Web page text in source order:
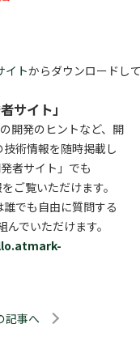
イトからダウンロードし
サイト」
開発のヒントなど、開
術情報を随時掲載し
者サイト」でも
ご覧いただけます。
でも自由に質問する
でいただけます。
記事へ